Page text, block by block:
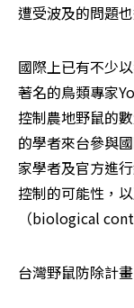
遭受波及的問題
國際上已有不少
著名的鳥類專家
控制農地野鼠的
的學者來台參與
家學者及官方進
控制的可能性，
（biological
台灣野鼠防除計